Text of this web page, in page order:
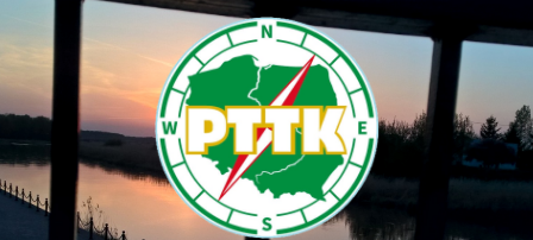
Przejdź
do
treści